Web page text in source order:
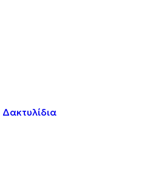
Δακτυλίδια